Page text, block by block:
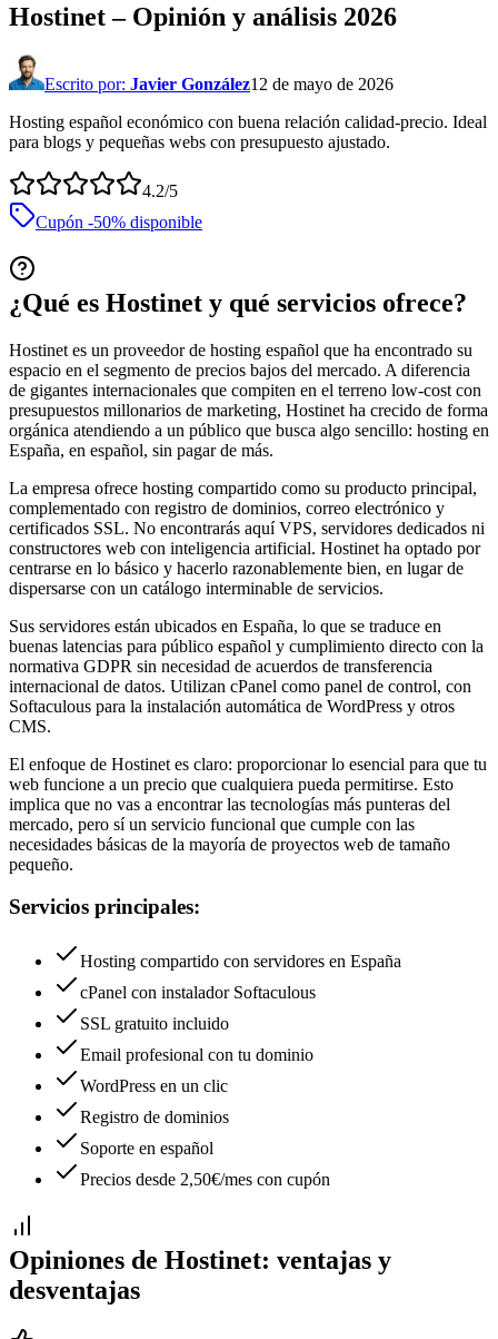
Hostinet– Opinión y análisis 2026
Escrito por: Javier González12 de mayo de 2026
Hosting español económico con buena relación calidad-precio. Ideal
para blogs y pequeñas webs con presupuesto ajustado.
4.2/5
Cupón -50% disponible
¿Qué es Hostinet y qué servicios ofrece?
Hostinet es un proveedor de hosting español que ha encontrado su
espacio en el segmento de precios bajos del mercado. A diferencia
de gigantes internacionales que compiten en el terreno low-cost con
presupuestos millonarios de marketing, Hostinet ha crecido de forma
orgánica atendiendo a un público que busca algo sencillo: hosting en
España, en español, sin pagar de más.
La empresa ofrece hosting compartido como su producto principal,
complementado con registro de dominios, correo electrónico y
certificados SSL. No encontrarás aquí VPS, servidores dedicados ni
constructores web con inteligencia artificial. Hostinet ha optado por
centrarse en lo básico y hacerlo razonablemente bien, en lugar de
dispersarse con un catálogo interminable de servicios.
Sus servidores están ubicados en España, lo que se traduce en
buenas latencias para público español y cumplimiento directo con la
normativa GDPR sin necesidad de acuerdos de transferencia
internacional de datos. Utilizan cPanel como panel de control, con
Softaculous para la instalación automática de WordPress y otros
CMS.
El enfoque de Hostinet es claro: proporcionar lo esencial para que tu
web funcione a un precio que cualquiera pueda permitirse. Esto
implica que no vas a encontrar las tecnologías más punteras del
mercado, pero sí un servicio funcional que cumple con las
necesidades básicas de la mayoría de proyectos web de tamaño
pequeño.
Servicios principales:
Hosting compartido con servidores en España
cPanel con instalador Softaculous
SSL gratuito incluido
Email profesional con tu dominio
WordPress en un clic
Registro de dominios
Soporte en español
Precios desde 2,50€/mes con cupón
Opiniones de Hostinet: ventajas y
desventajas